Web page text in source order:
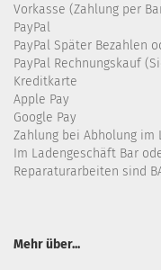
Vorkasse (Zahlung per
PayPal
PayPal Später Bezahlen
PayPal Rechnungskauf
Kreditkarte
Apple Pay
Google Pay
Zahlung bei Abholung im
Im Ladengeschäft Bar
Reparaturarbeiten sind
Mehr über...